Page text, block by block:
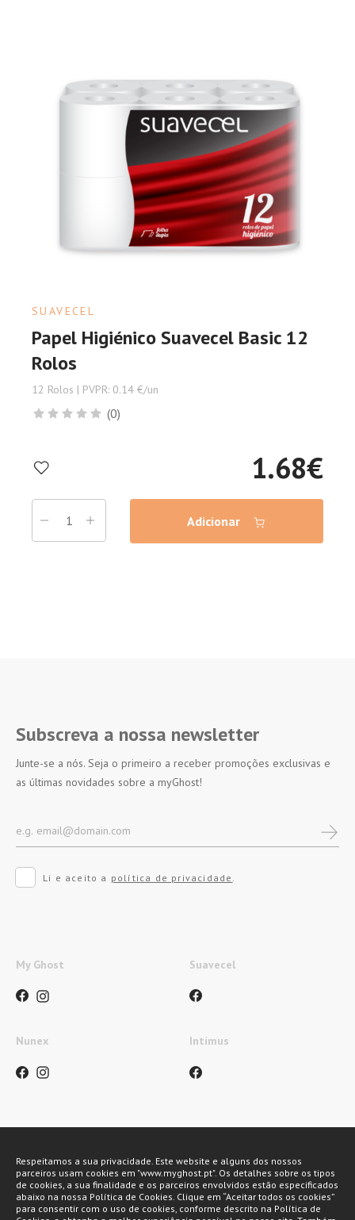
SUAVECEL
Papel Higiénico Suavecel Basic 12
Rolos
12 Rolos | PVPR: 0.14 €/un
(0)
1.68€
Adicionar
Subscreva a nossa newsletter
Junte-se a nós. Seja o primeiro a receber promoções exclusivas e
as últimas novidades sobre a myGhost!
Li e aceito a política de privacidade
My Ghost Suavecel
Nunex Intimus
Métodos de pagamento
Respeitamos a sua privacidade. Este website e alguns dos nossos
parceiros usam cookies em "www.myghost.pt". Os detalhes sobre os tipos
de cookies, a sua finalidade e os parceiros envolvidos estão especificados
abaixo na nossa Política de Cookies. Clique em “Aceitar todos os cookies”
para consentir com o uso de cookies, conforme descrito na Política de